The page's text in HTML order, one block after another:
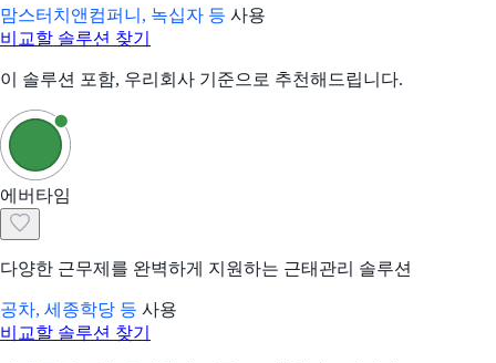
맘스터치앤컴퍼니, 녹십자 등 사용
비교할 솔루션 찾기
이 솔루션 포함, 우리회사 기준으로 추천해드립니다.
에버타임
다양한 근무제를 완벽하게 지원하는 근태관리 솔루션
공차, 세종학당 등 사용
비교할 솔루션 찾기